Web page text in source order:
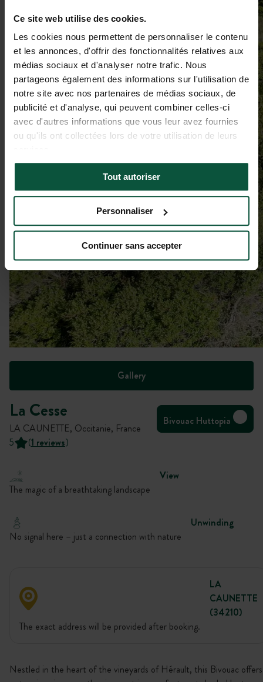
Ce site web utilise des cookies.
Les cookies nous permettent de personnaliser le contenu
et les annonces, d'offrir des fonctionnalités relatives aux
médias sociaux et d'analyser notre trafic. Nous
partageons également des informations sur l'utilisation de
notre site avec nos partenaires de médias sociaux, de
publicité et d'analyse, qui peuvent combiner celles-ci
avec d'autres informations que vous leur avez fournies
ou qu'ils ont collectées lors de votre utilisation de leurs
Tout autoriser
Personnaliser
Continuer sans accepter
Gallery
La Cesse
LA CAUNETTE, Occitanie, France
Bivouac Huttopia
5
(1 reviews)
View
The magic of a breathtaking landscape
Unwinding
No signal here – just a connection with nature
LA
CAUNETTE
(34210)
The exact address will be provided after booking.
Nestled in the heart of the vineyards of Hérault, this Bivouac offers